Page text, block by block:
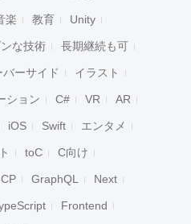
楽 教育 Unity
な技術 長期継続も可
バーサイド イラスト
ション C# VR AR
iOS Swift エンタメ
toC C向け
GraphQL Next
Frontend